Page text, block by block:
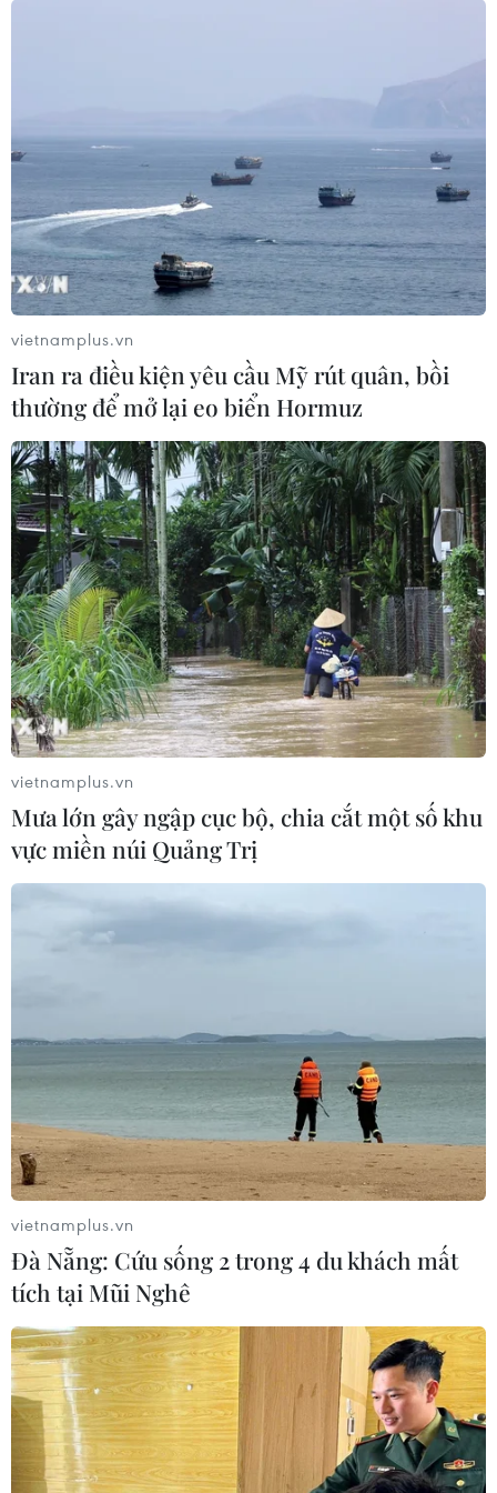
Theo dõi VietnamPlus
TIN LIÊN QUAN
Ngành da giày dự báo kim ngạch xuất
khẩu năm 2017 đạt 18 tỷ USD
Ngành da giày dự báo chỉ số sản xuất ngành công
nghiệp có thể đạt khoảng 5%, kim ngạch xuất khẩu
toàn ngành đạt gần 18 tỷ USD, tăng trên 10% so với năm
Kim ngạch xuất khẩu trong quý 2 sẽ tăng
trưởng tích cực
29/04/2017 11:49
Theo dự báo của Bộ Công Thương, kim ngạch xuất
khẩu trong quý 2/2017 sẽ tiếp tục tăng trưởng tích cực
bởi trong quý 1, các doanh nghiệp đẩy mạnh nhập khẩu
vietnamplus.vn
Iran ra điều kiện yêu cầu Mỹ rút quân, bồi
thường để mở lại eo biển Hormuz
vietnamplus.vn
Mưa lớn gây ngập cục bộ, chia cắt một số khu
vực miền núi Quảng Trị
vietnamplus.vn
Đà Nẵng: Cứu sống 2 trong 4 du khách mất
tích tại Mũi Nghê